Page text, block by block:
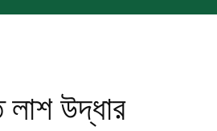
উদ্ধার